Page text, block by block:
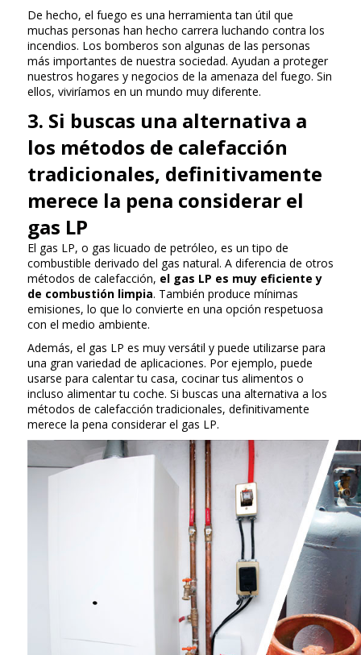
De hecho, el fuego es una herramienta tan útil que
muchas personas han hecho carrera luchando contra los
incendios. Los bomberos son algunas de las personas
más importantes de nuestra sociedad. Ayudan a proteger
nuestros hogares y negocios de la amenaza del fuego. Sin
ellos, viviríamos en un mundo muy diferente.
3. Si buscas una alternativa a
los métodos de calefacción
tradicionales, definitivamente
merece la pena considerar el
gas LP
El gas LP, o gas licuado de petróleo, es un tipo de
combustible derivado del gas natural. A diferencia de otros
métodos de calefacción, el gas LP es muy eficiente y
de combustión limpia. También produce mínimas
emisiones, lo que lo convierte en una opción respetuosa
con el medio ambiente.
Además, el gas LP es muy versátil y puede utilizarse para
una gran variedad de aplicaciones. Por ejemplo, puede
usarse para calentar tu casa, cocinar tus alimentos o
incluso alimentar tu coche. Si buscas una alternativa a los
métodos de calefacción tradicionales, definitivamente
merece la pena considerar el gas LP.